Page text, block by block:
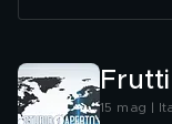
15 mag |